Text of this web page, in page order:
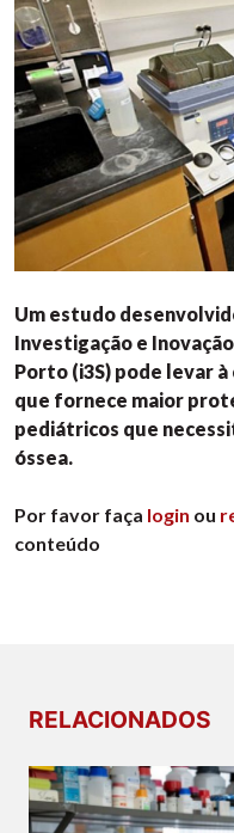
Um estudo
Investigação e
Porto (i3S) pode levar
que fornece maior
pediátricos que
óssea.
Por favor faça login ou
conteúdo
RELACIONADOS